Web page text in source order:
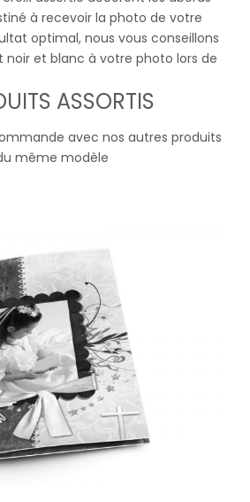
à recevoir la photo de votre
optimal, nous vous conseillons
et blanc à votre photo lors de
ASSORTIS
avec nos autres produits
même modèle